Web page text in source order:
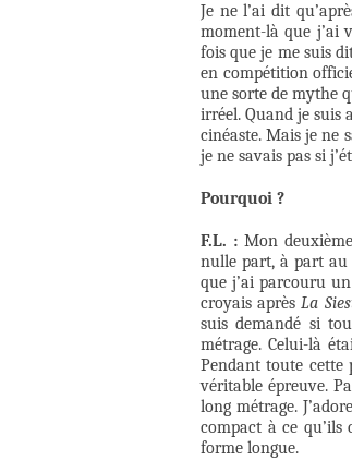
Je ne l’ai dit
moment-là que j’ai
fois que je me suis
en compétition
une sorte de mythe
irréel. Quand je suis
cinéaste. Mais je ne
je ne savais pas si
Pourquoi ?
F.L. : Mon
nulle part, à part au
que j’ai parcouru
croyais aprèsLa
suis demandé si
métrage. Celui-là
Pendant toute cette
véritable épreuve.
long métrage.
compact à ce qu’ils
forme longue.